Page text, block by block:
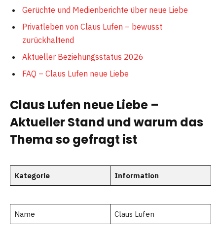
Gerüchte und Medienberichte über neue Liebe
Privatleben von Claus Lufen – bewusst
zurückhaltend
Aktueller Beziehungsstatus 2026
FAQ – Claus Lufen neue Liebe
Claus Lufen neue Liebe –
Aktueller Stand und warum das
Thema so gefragt ist
Kategorie Information
Name Claus Lufen